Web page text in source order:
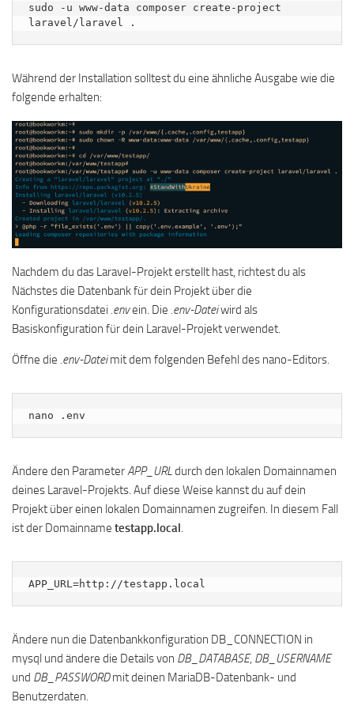
sudo -u www-data composer create-project
laravel/laravel .
Während der Installation solltest du eine ähnliche Ausgabe wie die
folgende erhalten:
Nachdem du das Laravel-Projekt erstellt hast, richtest du als
Nächstes die Datenbank für dein Projekt über die
Konfigurationsdatei .envein. Die .env-Dateiwird als
Basiskonfiguration für dein Laravel-Projekt verwendet.
Öffne die .env-Dateimit dem folgenden Befehl des nano-Editors.
nano .env
Ändere den ParameterAPP_URLdurch den lokalen Domainnamen
deines Laravel-Projekts. Auf diese Weise kannst du auf dein
Projekt über einen lokalen Domainnamen zugreifen. In diesem Fall
ist der Domainname testapp.local.
APP_URL=http://testapp.local
Ändere nun die Datenbankkonfiguration DB_CONNECTION in
mysql und ändere die Details von DB_DATABASE, DB_USERNAME
und DB_PASSWORDmit deinen MariaDB-Datenbank- und
Benutzerdaten.